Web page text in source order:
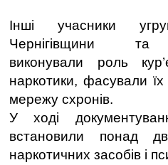
Інші учасники
Чернігівщини та
виконували роль
наркотики, фасували
мережу схронів.
У ході
встановили понад
наркотичних засобів і